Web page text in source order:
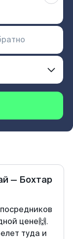
— Бохтар
цене🙌.
туда и